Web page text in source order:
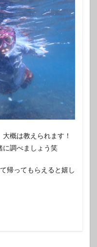
概は教えられます！
に調べましょう笑
帰ってもらえると嬉し